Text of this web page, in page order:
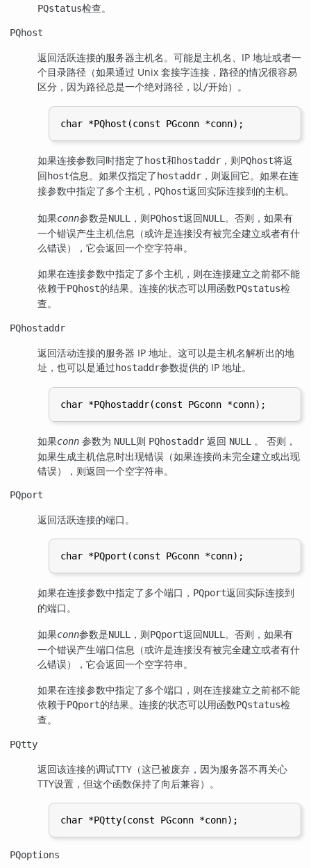
PQstatus检查。
PQhost
返回活跃连接的服务器主机名。可能是主机名、IP 地址或者一
个目录路径（如果通过 Unix 套接字连接，路径的情况很容易
区分，因为路径总是一个绝对路径，以/开始）。
如果连接参数同时指定了 host和hostaddr ，则PQhost将返
回host信息。如果仅指定了 hostaddr ，则返回它。如果在连
接参数中指定了多个主机， PQhost返回实际连接到的主机。
如果conn参数是NULL ，则PQhost返回NULL 。否则，如果有
一个错误产生主机信息（或许是连接没有被完全建立或者有什
么错误），它会返回一个空字符串。
如果在连接参数中指定了多个主机，则在连接建立之前都不能
依赖于PQhost的结果。连接的状态可以用函数PQstatus检
查。
PQhostaddr
返回活动连接的服务器 IP 地址。这可以是主机名解析出的地
址，也可以是通过hostaddr参数提供的 IP 地址。
如果conn 参数为 NULL 则 PQhostaddr 返回 NULL
。 否则，
如果生成主机信息时出现错误（如果连接尚未完全建立或出现
错误），则返回一个空字符串。
PQport
返回活跃连接的端口。
如果在连接参数中指定了多个端口， PQport返回实际连接到
的端口。
如果conn参数是NULL ，则PQport返回NULL 。否则，如果有
一个错误产生端口信息（或许是连接没有被完全建立或者有什
么错误），它会返回一个空字符串。
如果在连接参数中指定了多个端口，则在连接建立之前都不能
依赖于PQport的结果。连接的状态可以用函数PQstatus检
查。
PQtty
返回该连接的调试TTY （这已被废弃，因为服务器不再关心
TTY设置，但这个函数保持了向后兼容）。
PQoptions